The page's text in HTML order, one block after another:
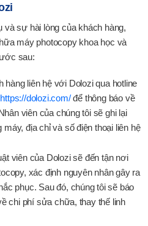
sự hài lòng của khách hàng,
máy photocopy khoa học và
sau:
hàng liên hệ với Dolozi qua hotline
https://dolozi.com/để thông báo về
viên của chúng tôi sẽ ghi lại
máy, địa chỉ và số điện thoại liên hệ
viên của Dolozi sẽ đến tận nơi
xác định nguyên nhân gây ra
phục. Sau đó, chúng tôi sẽ báo
chi phí sửa chữa, thay thế linh